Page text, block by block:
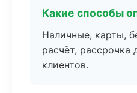
Какие способы
Наличные, карты,
расчёт, рассрочка
клиентов.